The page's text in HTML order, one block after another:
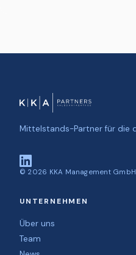
Mittelstands-Partner für die
© 2026 KKA Management GmbH
UNTERNEHMEN
Über uns
Team